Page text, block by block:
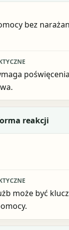
bez
reakcji
może być